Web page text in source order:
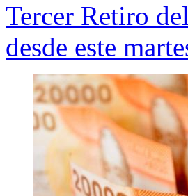
Tercer Retiro
desde este